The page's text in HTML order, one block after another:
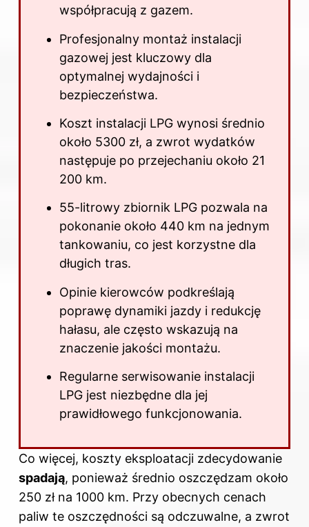
współpracują z gazem.
Profesjonalny montaż instalacji
gazowej jest kluczowy dla
optymalnej wydajności i
bezpieczeństwa.
Koszt instalacji LPG wynosi średnio
około 5300 zł, a zwrot wydatków
następuje po przejechaniu około 21
200 km.
55-litrowy zbiornik LPG pozwala na
pokonanie około 440 km na jednym
tankowaniu, co jest korzystne dla
długich tras.
Opinie kierowców podkreślają
poprawę dynamiki jazdy i redukcję
hałasu, ale często wskazują na
znaczenie jakości montażu.
Regularne serwisowanie instalacji
LPG jest niezbędne dla jej
prawidłowego funkcjonowania.
Co więcej, koszty eksploatacji zdecydowanie
spadają, ponieważ średnio oszczędzam około
250 zł na 1000 km. Przy obecnych cenach
paliw te oszczędności są odczuwalne, a zwrot